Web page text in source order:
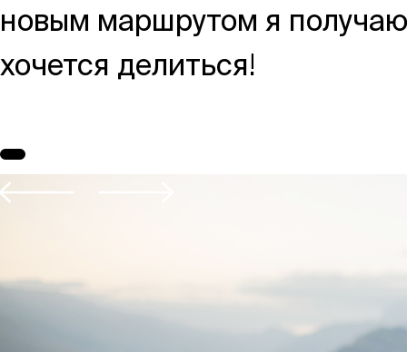
новым маршрутом я
хочется делиться!